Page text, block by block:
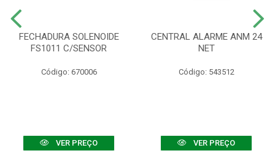
FECHADURA SOLENOIDE
FS1011 C/SENSOR
Código: 670006
VER PREÇO
CENTRAL ALARME ANM 24
NET
Código: 543512
VER PREÇO